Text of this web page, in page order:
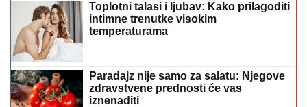
Toplotni talasi i ljubav: Kako prilagoditi
intimne trenutke visokim
temperaturama
Paradajz nije samo za salatu: Njegove
zdravstvene prednosti će vas
iznenaditi